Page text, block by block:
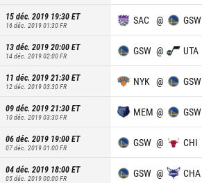
15 déc. 2019 19:30ET
16 déc. 2019 01:30FR SAC @ GSW
13 déc. 2019 20:00ET
14 déc. 2019 02:00FR GSW @ UTA
11 déc. 2019 21:30ET
12 déc. 2019 03:30FR NYK @ GSW
09 déc. 2019 21:30ET
10 déc. 2019 03:30FR MEM @ GSW
06 déc. 2019 19:00ET
07 déc. 2019 01:00FR GSW @ CHI
04 déc. 2019 18:00ET
05 déc. 2019 00:00FR GSW @ CHA